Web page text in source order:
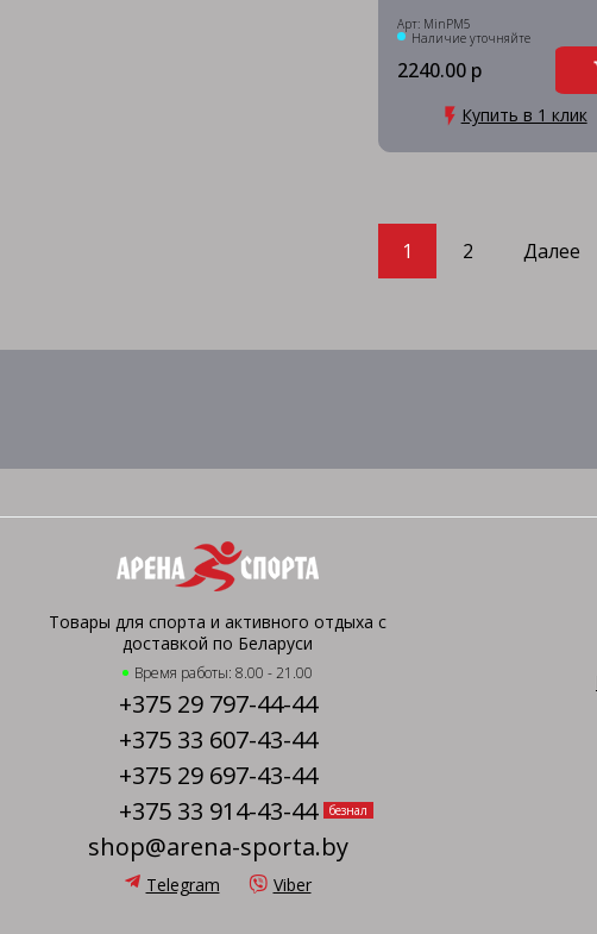
Арт: MinPM5
Наличие уточняйте
2240.00 р
Купить в 1 клик
1 2 Далее
Товары для спорта и активного отдыха с
доставкой по Беларуси
Время работы: 8.00 - 21.00
+375 29 797-44-44
+375 33 607-43-44
+375 29 697-43-44
+375 33 914-43-44
безнал
shop@arena-sporta.by
Telegram Viber